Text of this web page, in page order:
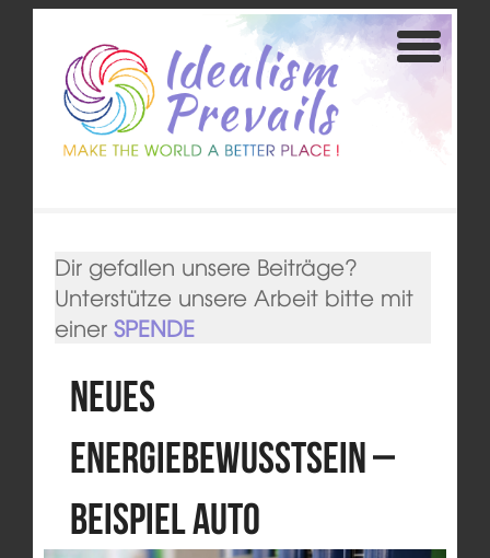
Dir gefallen unsere Beiträge?
Unterstütze unsere Arbeit bitte mit
einer SPENDE
Neues
Energiebewusstsein –
Beispiel Auto